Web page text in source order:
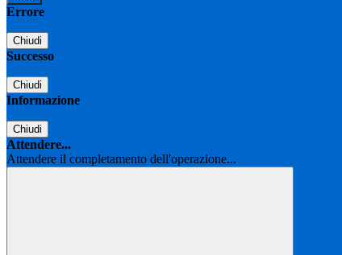
Errore
Chiudi
Successo
Chiudi
Informazione
Chiudi
Attendere...
Attendere il completamento dell'operazione...